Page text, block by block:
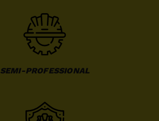
SEMI-PROFESSIONAL